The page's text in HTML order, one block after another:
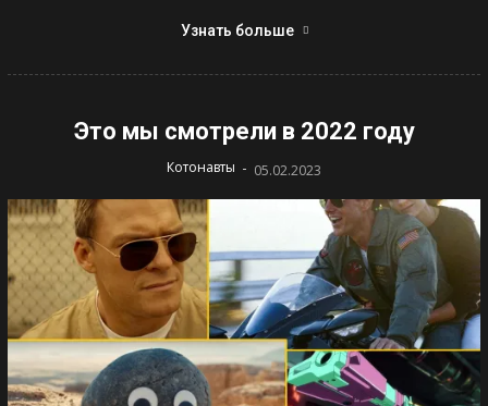
Узнать больше
Это мы смотрели в 2022 году
Котонавты - 05.02.2023